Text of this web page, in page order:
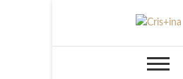
Cris+ina